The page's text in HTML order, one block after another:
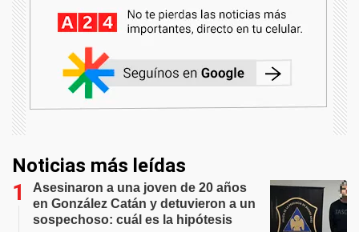
Noticias más leídas
Asesinaron a una joven de 20 años
en González Catán y detuvieron a un
sospechoso: cuál es la hipótesis